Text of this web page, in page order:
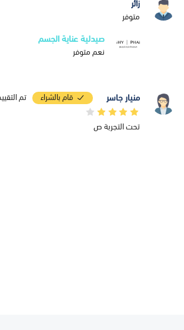
زائر
متوفر
صيدلية عناية الجسم
نعم متوفر
منيار جاسر قام بالشراء تم
تحت التجربة ص